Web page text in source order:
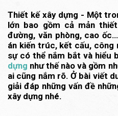
Thiết kế xây dựng - Một
lớn bao gồm cả mản
đường, văn phòng, cao
án kiến trúc, kết cấu, công
sự có thể nắm bắt và hiểu
dựng như thế nào và gồm
ai cũng nắm rõ. Ở bài viết
giải đáp những vấn đề
xây dựng nhé.